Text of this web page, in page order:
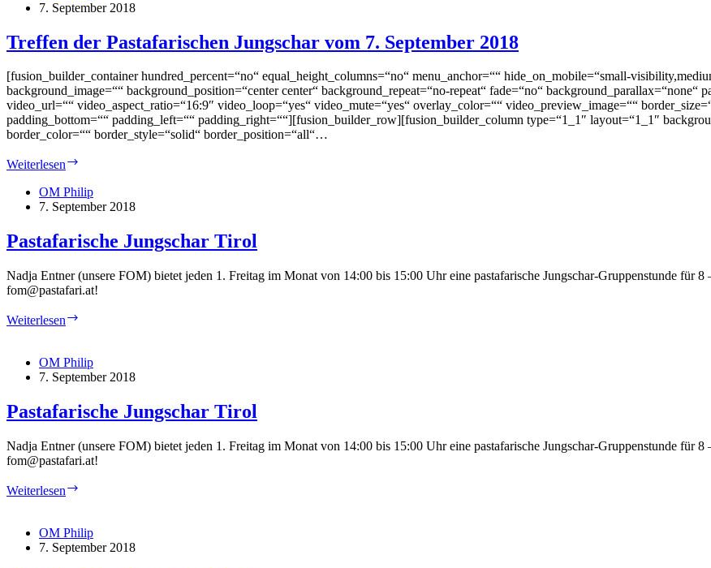
7. September 2018
Treffen der Pastafarischen Jungschar vom 7. September 2018
[fusion_builder_container hundred_percent=“no“ equal_height_columns=“no“ menu_anchor=““ hide_on_mobile=“small-
background_image=““ background_position=“center center“ background_repeat=“no-repeat“ fade=“no“
video_url=““ video_aspect_ratio=“16:9″ video_loop=“yes“ video_mute=“yes“ overlay_color=““ video_preview_image=““
padding_bottom=““ padding_left=““ padding_right=““][fusion_builder_row][fusion_builder_column type=“1_1″ layout=“1_1″
border_color=““ border_style=“solid“ border_position=“all“…
Weiterlesen
Pastafarischen
Jungschar
7.
September
OM Philip
7. September 2018
Pastafarische Jungschar Tirol
Nadja Entner (unsere FOM) bietet jeden 1. Freitag im Monat von 14:00 bis 15:00 Uhr eine pastafarische Jungschar-Gruppenstunde für
fom@pastafari.at!
Weiterlesen
OM Philip
7. September 2018
Pastafarische Jungschar Tirol
Nadja Entner (unsere FOM) bietet jeden 1. Freitag im Monat von 14:00 bis 15:00 Uhr eine pastafarische Jungschar-Gruppenstunde für
fom@pastafari.at!
Weiterlesen
OM Philip
7. September 2018